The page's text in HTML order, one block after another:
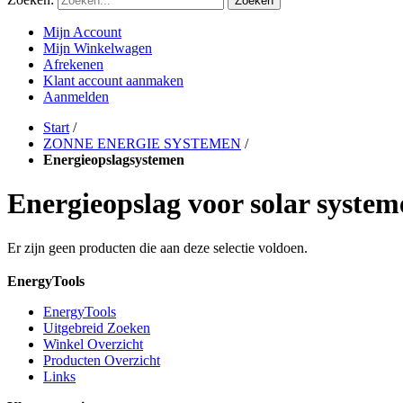
Mijn Account
Mijn Winkelwagen
Afrekenen
Klant account aanmaken
Aanmelden
Start /
ZONNE ENERGIE SYSTEMEN /
Energieopslagsystemen
Energieopslag voor solar
Er zijn geen producten die aan deze selectie voldoen.
EnergyTools
EnergyTools
Uitgebreid Zoeken
Winkel Overzicht
Producten Overzicht
Links